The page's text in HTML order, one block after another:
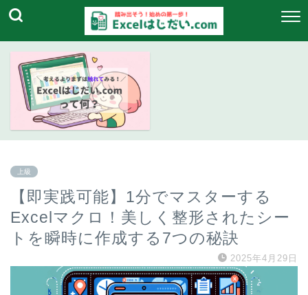
上級
【即実践可能】1分でマスターする
Excelマクロ！美しく整形されたシー
トを瞬時に作成する7つの秘訣
2025年4月29日